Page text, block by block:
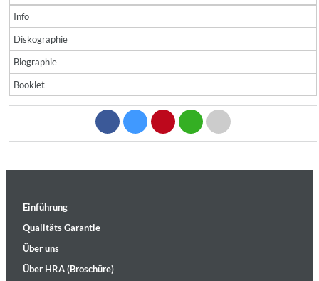
Info
Diskographie
Biographie
Booklet
Einführung
Qualitäts Garantie
Über uns
Über HRA (Broschüre)